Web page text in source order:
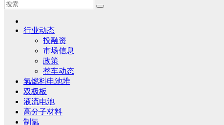
行业动态
投融资
市场信息
政策
整车动态
氢燃料电池堆
双极板
液流电池
高分子材料
制氢